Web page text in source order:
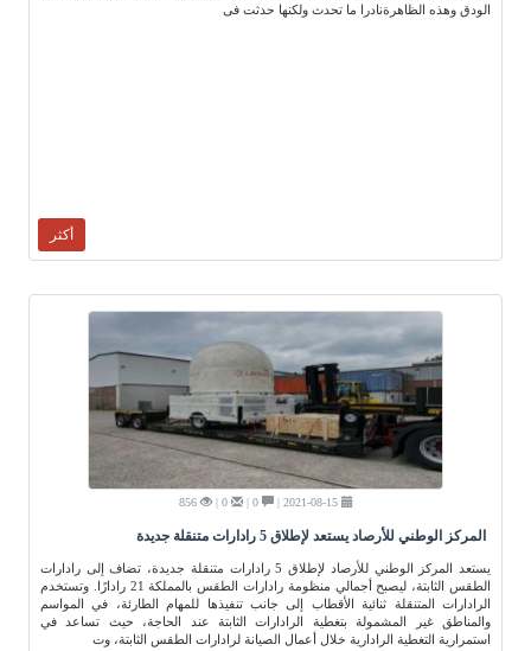
الودق وهذه الظاهرةنادرا ما تحدث ولكنها حدثت فى
أكثر
2021-08-15 |
0 |
0 |
856
المركز الوطني للأرصاد يستعد لإطلاق 5 رادارات متنقلة جديدة
يستعد المركز الوطني للأرصاد لإطلاق 5 رادارات متنقلة جديدة، تضاف إلى رادارات
الطقس الثابتة، ليصبح أجمالي منظومة رادارات الطقس بالمملكة 21 رادارًا. وتستخدم
الرادارات المتنقلة ثنائية الأقطاب إلى جانب تنفيذها للمهام الطارئة، في المواسم
والمناطق غير المشمولة بتغطية الرادارات الثابتة عند الحاجة، حيث تساعد في
استمرارية التغطية الرادارية خلال أعمال الصيانة لرادارات الطقس الثابتة، وت